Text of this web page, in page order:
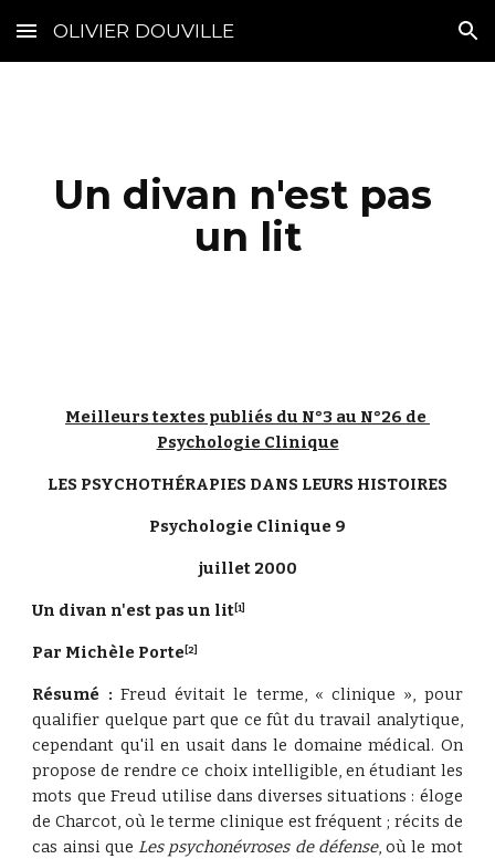
Skip to main content Skip to navigation
OLIVIER DOUVILLE
Un divan n'est pas
un lit
Meilleurs textes publiés du N°3 au N°26 de
Psychologie Clinique
LES PSYCHOTHÉRAPIES DANS LEURS HISTOIRES
Psychologie Clinique 9
juillet 2000
Un divan n'est pas un lit [1]
Par Michèle Porte [2]
Résumé : Freud évitait le terme, « clinique », pour
qualifier quelque part que ce fût du travail analytique,
cependant qu'il en usait dans le domaine médical. On
propose de rendre ce choix intelligible, en étudiant les
mots que Freud utilise dans diverses situations : éloge
de Charcot, où le terme clinique est fréquent ; récits de
cas ainsi queLes psychonévroses de défense, où le mot